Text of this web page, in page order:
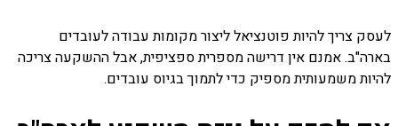
לעסק צריך להיות פוטנציאל ליצור מקומות עבודה לעובדים
בארה"ב. אמנם אין דרישה מספרית ספציפית, אבל ההשקעה צריכה
להיות משמעותית מספיק כדי לתמוך בגיוס עובדים.